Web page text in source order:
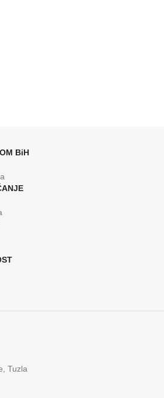
BiH
Tuzla